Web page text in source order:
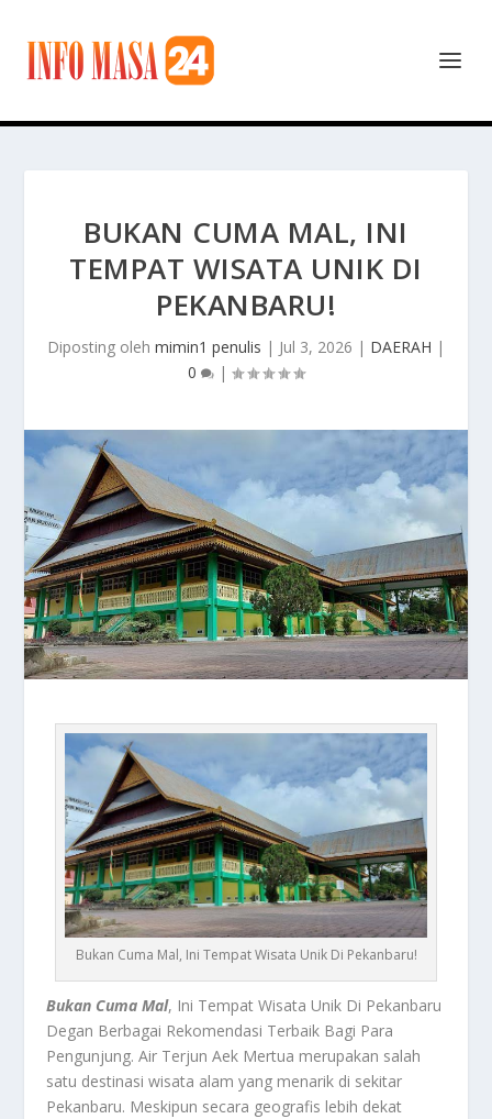
BUKAN CUMA MAL, INI
TEMPAT WISATA UNIK DI
PEKANBARU!
Diposting oleh mimin1 penulis | Jul 3, 2026 | DAERAH |
0
|
Bukan Cuma Mal, Ini Tempat Wisata Unik Di Pekanbaru!
Bukan Cuma Mal, Ini Tempat Wisata Unik Di Pekanbaru
Degan Berbagai Rekomendasi Terbaik Bagi Para
Pengunjung.Air Terjun Aek Mertua merupakan salah
satu destinasi wisata alam yang menarik di sekitar
Pekanbaru. Meskipun secara geografis lebih dekat